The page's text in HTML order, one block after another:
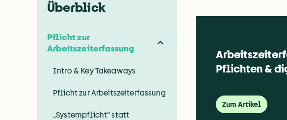
Überblick
Pflicht zur
Arbeitszeiterfassung
Intro & Key Takeaways
Pflicht zur Arbeitszeiterfassung
„Systempflicht“ statt
Pflichten &
Zum Artikel